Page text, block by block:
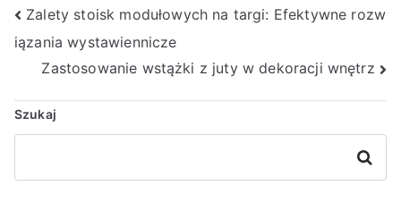
Nawigacja
wpisu
Zalety stoisk modułowych na targi: Efektywne rozw
iązania wystawiennicze
Zastosowanie wstążki z juty w dekoracji wnętrz
Szukaj
Szukaj